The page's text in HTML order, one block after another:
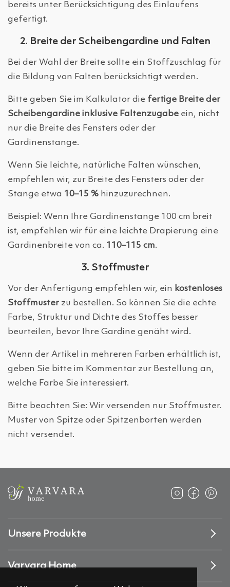
bereits unter Berücksichtigung des Einlaufens
gefertigt.
2. Breite der Scheibengardine und Falten
Bei der Wahl der Breite sollte ein Stoffzuschlag für
die Bildung von Falten berücksichtigt werden.
Bitte geben Sie im Kalkulator die fertige Breite der
Scheibengardine inklusive Faltenzugabe ein, nicht
nur die Breite des Fensters oder der
Gardinenstange.
Wenn Sie leichte, natürliche Falten wünschen,
empfehlen wir, zur Breite des Fensters oder der
Stange etwa 10–15 % hinzuzurechnen.
Beispiel: Wenn Ihre Gardinenstange 100 cm breit
ist, empfehlen wir für eine leichte Drapierung eine
Gardinenbreite von ca. 110–115 cm.
3. Stoffmuster
Vor der Anfertigung empfehlen wir, ein kostenloses
Stoffmuster zu bestellen. So können Sie die echte
Farbe, Struktur und Dichte des Stoffes besser
beurteilen, bevor Ihre Gardine genäht wird.
Wenn der Artikel in mehreren Farben erhältlich ist,
geben Sie bitte im Kommentar zur Bestellung an,
welche Farbe Sie interessiert.
Bitte beachten Sie: Wir versenden nur Stoffmuster.
Muster von Spitze oder Spitzenborten werden
nicht versendet.
Unsere Produkte
Varvara Home